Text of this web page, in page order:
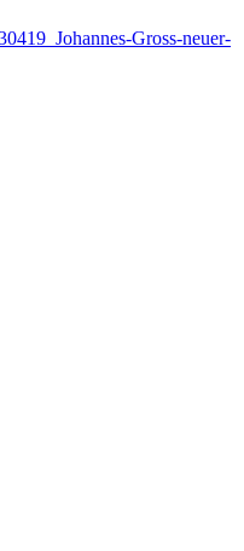
Gross-neuer-